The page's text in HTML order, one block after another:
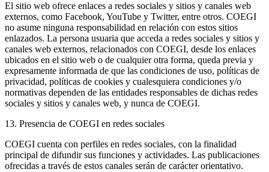
El sitio web ofrece enlaces a redes sociales y sitios y canales web
externos, como Facebook, YouTube y Twitter, entre otros. COEGI
no asume ninguna responsabilidad en relación con estos sitios
enlazados. La persona usuaria que acceda a redes sociales y sitios y
canales web externos, relacionados con COEGI, desde los enlaces
ubicados en el sitio web o de cualquier otra forma, queda previa y
expresamente informada de que las condiciones de uso, políticas de
privacidad, políticas de cookies y cualesquiera condiciones y/o
normativas dependen de las entidades responsables de dichas redes
sociales y sitios y canales web, y nunca de COEGI.
13. Presencia de COEGI en redes sociales
COEGI cuenta con perfiles en redes sociales, con la finalidad
principal de difundir sus funciones y actividades. Las publicaciones
ofrecidas a través de estos canales serán de carácter orientativo.